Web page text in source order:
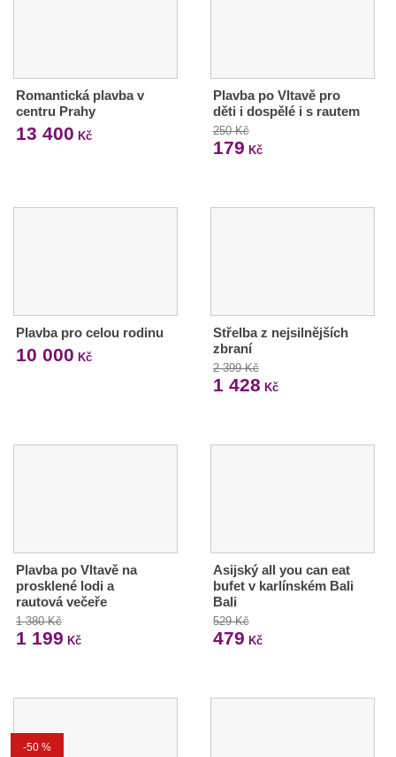
Romantická plavba v
centru Prahy
13 400 Kč
Plavba po Vltavě pro
děti i dospělé i s rautem
250 Kč
179 Kč
Plavba pro celou rodinu
10 000 Kč
Střelba z nejsilnějších
zbraní
2 399 Kč
1 428 Kč
Plavba po Vltavě na
prosklené lodi a
rautová večeře
1 380 Kč
1 199 Kč
Asijský all you can eat
bufet v karlínském Bali
Bali
529 Kč
479 Kč
-50 %